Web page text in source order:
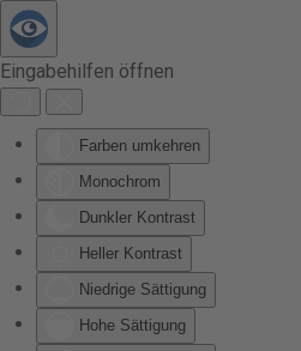
Eingabehilfen öffnen
Farben umkehren
Monochrom
Dunkler Kontrast
Heller Kontrast
Niedrige Sättigung
Hohe Sättigung
Zum Hauptinhalt springen